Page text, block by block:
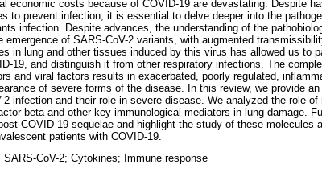
economic costs because of COVID-19 are devastating. Despite
to prevent infection, it is essential to delve deeper into the
infection. Despite advances, the understanding of the
of SARS-CoV-2 variants, with augmented
in lung and other tissues induced by this virus has allowed us to
19, and distinguish it from other respiratory infections. The
and viral factors results in exacerbated, poorly regulated,
of severe forms of the disease. In this review, we provide
infection and their role in severe disease. We analyzed the role of
beta and other key immunological mediators in lung damage.
COVID-19 sequelae and highlight the study of these molecules
patients with COVID-19.
CoV-2; Cytokines; Immune response